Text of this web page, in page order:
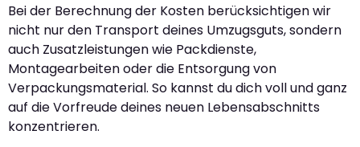
Bei der Berechnung der Kosten berücksichtigen wir
nicht nur den Transport deines Umzugsguts, sondern
auch Zusatzleistungen wie Packdienste,
Montagearbeiten oder die Entsorgung von
Verpackungsmaterial. So kannst du dich voll und ganz
auf die Vorfreude deines neuen Lebensabschnitts
konzentrieren.